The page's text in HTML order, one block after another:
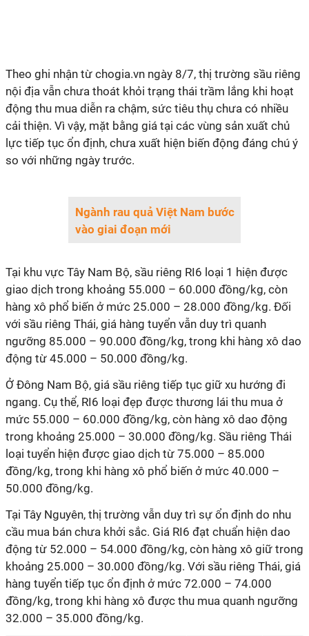
Theo ghi nhận từ chogia.vn ngày 8/7, thị trường sầu riêng
nội địa vẫn chưa thoát khỏi trạng thái trầm lắng khi hoạt
động thu mua diễn ra chậm, sức tiêu thụ chưa có nhiều
cải thiện. Vì vậy, mặt bằng giá tại các vùng sản xuất chủ
lực tiếp tục ổn định, chưa xuất hiện biến động đáng chú ý
so với những ngày trước.
Ngành rau quả Việt Nam bước
vào giai đoạn mới
Tại khu vực Tây Nam Bộ, sầu riêng RI6 loại 1 hiện được
giao dịch trong khoảng 55.000 – 60.000 đồng/kg, còn
hàng xô phổ biến ở mức 25.000 – 28.000 đồng/kg. Đối
với sầu riêng Thái, giá hàng tuyển vẫn duy trì quanh
ngưỡng 85.000 – 90.000 đồng/kg, trong khi hàng xô dao
động từ 45.000 – 50.000 đồng/kg.
Ở Đông Nam Bộ, giá sầu riêng tiếp tục giữ xu hướng đi
ngang. Cụ thể, RI6 loại đẹp được thương lái thu mua ở
mức 55.000 – 60.000 đồng/kg, còn hàng xô dao động
trong khoảng 25.000 – 30.000 đồng/kg. Sầu riêng Thái
loại tuyển hiện được giao dịch từ 75.000 – 85.000
đồng/kg, trong khi hàng xô phổ biến ở mức 40.000 –
50.000 đồng/kg.
Tại Tây Nguyên, thị trường vẫn duy trì sự ổn định do nhu
cầu mua bán chưa khởi sắc. Giá RI6 đạt chuẩn hiện dao
động từ 52.000 – 54.000 đồng/kg, còn hàng xô giữ trong
khoảng 25.000 – 30.000 đồng/kg. Với sầu riêng Thái, giá
hàng tuyển tiếp tục ổn định ở mức 72.000 – 74.000
đồng/kg, trong khi hàng xô được thu mua quanh ngưỡng
32.000 – 35.000 đồng/kg.